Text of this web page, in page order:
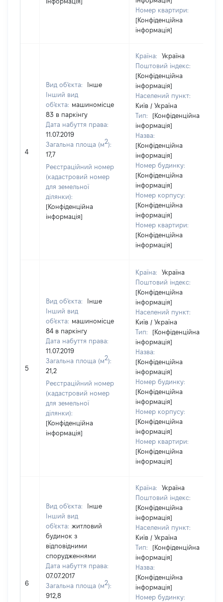
Номер квартири:
[Конфіденційна
інформація]
4
Вид об'єкта:
Інше
Інший вид
об'єкта: машиномісце
83 в паркінгу
Дата набуття права:
11.07.2019
Загальна площа (м2):
17,7
Реєстраційний номер
(кадастровий номер
для земельної
ділянки):
[Конфіденційна
інформація]
Країна:
Україна
Поштовий індекс:
[Конфіденційна
інформація]
Населений пункт:
Київ / Україна
Тип:
[Конфіденційна
інформація]
Назва:
[Конфіденційна
інформація]
Номер будинку:
[Конфіденційна
інформація]
Номер корпусу:
[Конфіденційна
інформація]
Номер квартири:
[Конфіденційна
інформація]
5
Вид об'єкта:
Інше
Інший вид
об'єкта: машиномісце
84 в паркінгу
Дата набуття права:
11.07.2019
Загальна площа (м2):
21,2
Реєстраційний номер
(кадастровий номер
для земельної
ділянки):
[Конфіденційна
інформація]
Країна:
Україна
Поштовий індекс:
[Конфіденційна
інформація]
Населений пункт:
Київ / Україна
Тип:
[Конфіденційна
інформація]
Назва:
[Конфіденційна
інформація]
Номер будинку:
[Конфіденційна
інформація]
Номер корпусу:
[Конфіденційна
інформація]
Номер квартири:
[Конфіденційна
інформація]
6
Вид об'єкта:
Інше
Інший вид
об'єкта: житловий
будинок з
відповідними
спорудженнями
Дата набуття права:
07.07.2017
Загальна площа (м2):
912,8
Країна:
Україна
Поштовий індекс:
[Конфіденційна
інформація]
Населений пункт:
Київ / Україна
Тип:
[Конфіденційна
інформація]
Назва:
[Конфіденційна
інформація]
Номер будинку: